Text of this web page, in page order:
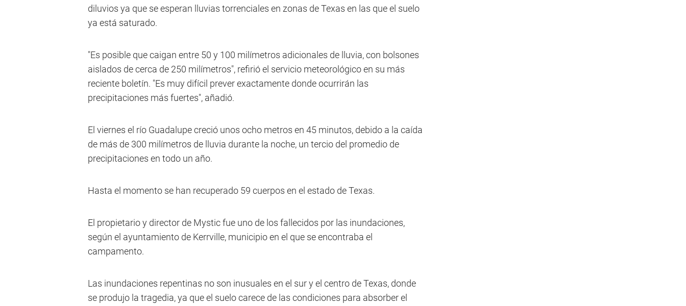
diluvios ya que se esperan lluvias torrenciales en zonas de Texas en las que el suelo
ya está saturado.
"Es posible que caigan entre 50 y 100 milímetros adicionales de lluvia, con bolsones
aislados de cerca de 250 milímetros", refirió el servicio meteorológico en su más
reciente boletín. "Es muy difícil prever exactamente donde ocurrirán las
precipitaciones más fuertes", añadió.
El viernes el río Guadalupe creció unos ocho metros en 45 minutos, debido a la caída
de más de 300 milímetros de lluvia durante la noche, un tercio del promedio de
precipitaciones en todo un año.
Hasta el momento se han recuperado 59 cuerpos en el estado de Texas.
El propietario y director de Mystic fue uno de los fallecidos por las inundaciones,
según el ayuntamiento de Kerrville, municipio en el que se encontraba el
campamento.
Las inundaciones repentinas no son inusuales en el sur y el centro de Texas, donde
se produjo la tragedia, ya que el suelo carece de las condiciones para absorber el